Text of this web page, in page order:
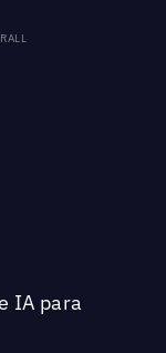
IA para